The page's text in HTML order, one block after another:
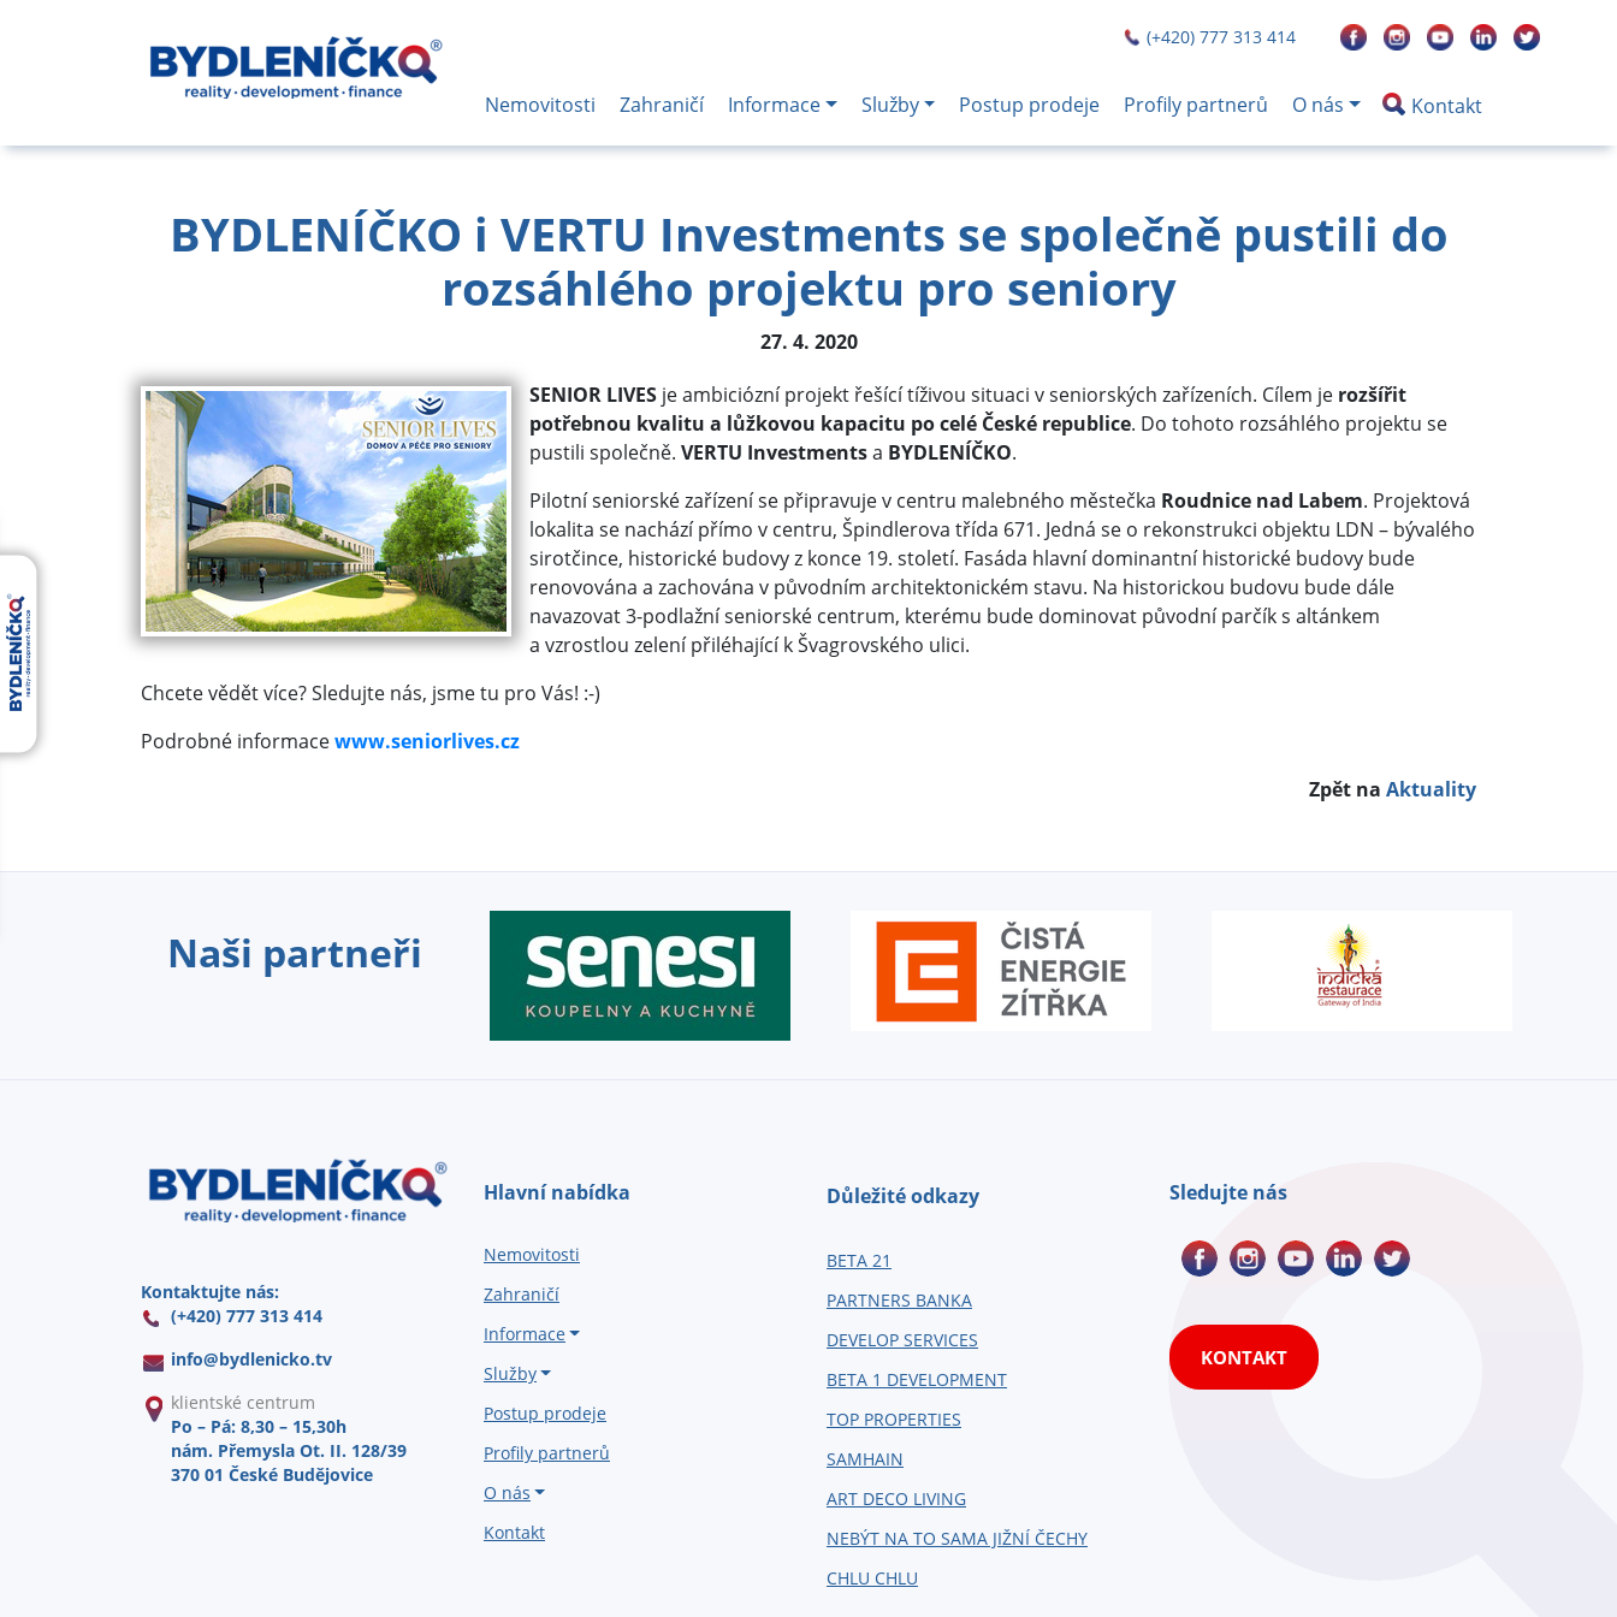
(+420) 777 313 414
Nemovitosti Zahraničí Informace Služby Postup prodeje Profily partnerů O nás Kontakt
BYDLENÍČKO i VERTU Investments se společně pustili do
rozsáhlého projektu pro seniory
27. 4. 2020
SENIOR LIVES je ambiciózní projekt řešící tíživou situaci v seniorských zařízeních. Cílem je rozšířit
potřebnou kvalitu a lůžkovou kapacitu po celé České republice. Do tohoto rozsáhlého projektu se
pustili společně. VERTU Investmentsa BYDLENÍČKO.
Pilotní seniorské zařízení se připravuje v centru malebného městečka Roudnice nad Labem. Projektová
lokalita se nachází přímo v centru, Špindlerova třída 671. Jedná se o rekonstrukci objektu LDN – bývalého
sirotčince, historické budovy z konce 19. století. Fasáda hlavní dominantní historické budovy bude
renovována a zachována v původním architektonickém stavu. Na historickou budovu bude dále
navazovat 3-podlažní seniorské centrum, kterému bude dominovat původní parčík s altánkem
a vzrostlou zelení přiléhající k Švagrovského u­lici.
Chcete vědět více? Sledujte nás, jsme tu pro Vás! :-)
Podrobné informacewww.seniorlives.cz
Zpět na Aktuality
Naši partneři
Kontaktujte nás:
(+420) 777 313 414
info@bydlenicko.tv
klientské centrum
Po – Pá: 8,30 – 15,30h
nám. Přemysla Ot. II. 128/39
370 01 České Budějovice
Hlavní nabídka
Nemovitosti
Zahraničí
Informace
Služby
Postup prodeje
Profily partnerů
O nás
Kontakt
Důležité odkazy
BETA 21
PARTNERS BANKA
DEVELOP SERVICES
BETA 1 DEVELOPMENT
TOP PROPERTIES
SAMHAIN
ART DECO LIVING
NEBÝT NA TO SAMA JIŽNÍ ČECHY
CHLU CHLU
Sledujte nás
KONTAKT